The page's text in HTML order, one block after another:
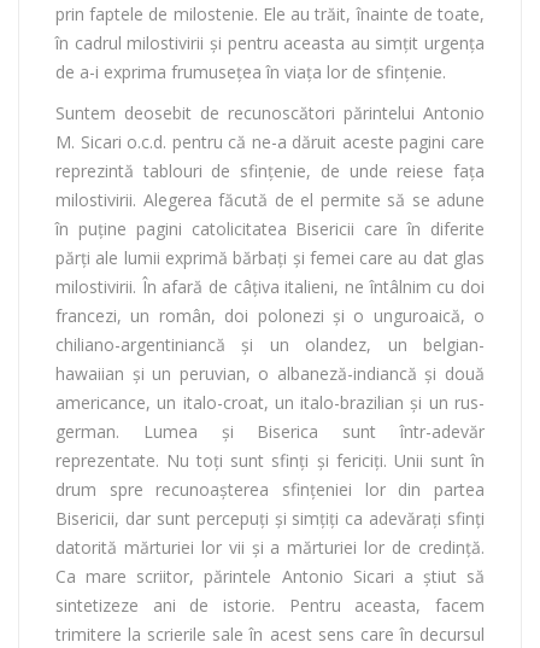
prin faptele de milostenie. Ele au trăit, înainte de toate,
în cadrul milostivirii şi pentru aceasta au simţit urgenţa
de a-i exprima frumuseţea în viaţa lor de sfinţenie.
Suntem deosebit de recunoscători părintelui Antonio
M. Sicari o.c.d. pentru că ne-a dăruit aceste pagini care
reprezintă tablouri de sfinţenie, de unde reiese faţa
milostivirii. Alegerea făcută de el permite să se adune
în puţine pagini catolicitatea Bisericii care în diferite
părţi ale lumii exprimă bărbaţi şi femei care au dat glas
milostivirii. În afară de câţiva italieni, ne întâlnim cu doi
francezi, un român, doi polonezi şi o unguroaică, o
chiliano-argentiniancă şi un olandez, un belgian-
hawaiian şi un peruvian, o albaneză-indiancă şi două
americance, un italo-croat, un italo-brazilian şi un rus-
german. Lumea şi Biserica sunt într-adevăr
reprezentate. Nu toţi sunt sfinţi şi fericiţi. Unii sunt în
drum spre recunoaşterea sfinţeniei lor din partea
Bisericii, dar sunt percepuţi şi simţiţi ca adevăraţi sfinţi
datorită mărturiei lor vii şi a mărturiei lor de credinţă.
Ca mare scriitor, părintele Antonio Sicari a ştiut să
sintetizeze ani de istorie. Pentru aceasta, facem
trimitere la scrierile sale în acest sens care în decursul